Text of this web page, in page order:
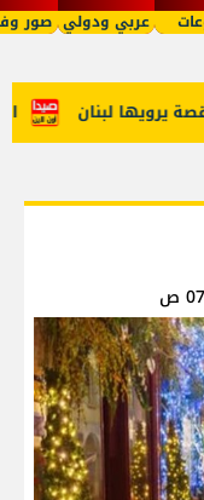
عربي ودولي صور